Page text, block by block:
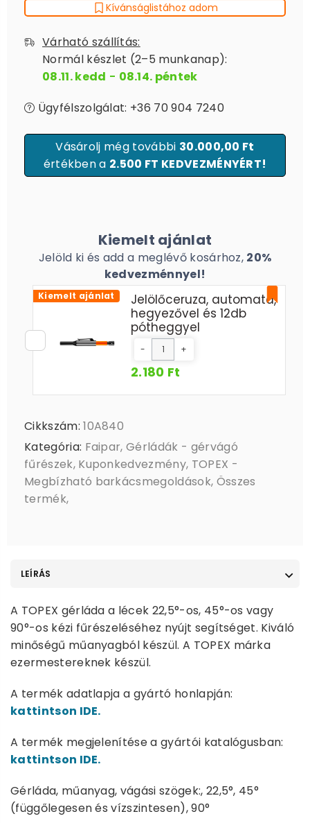
Kívánságlistához adom
Várható szállítás:
Normál készlet (2–5 munkanap):
08.11. kedd - 08.14. péntek
Ügyfélszolgálat: +36 70 904 7240
Vásárolj még további 30.000,00 Ft
értékben a 2.500 FT KEDVEZMÉNYÉRT!
Kiemelt ajánlat
Jelöld ki és add a meglévő kosárhoz, 20%
kedvezménnyel!
Kiemelt ajánlat
Jelölőceruza, automata,
hegyezővel és 12db
pótheggyel
- +
2.180 Ft
Cikkszám:10A840
Kategória: Faipar,Gérládák - gérvágó
fűrészek, Kuponkedvezmény, TOPEX -
Megbízható barkácsmegoldások, Összes
termék,
LEÍRÁS
A TOPEX gérláda a lécek 22,5°-os, 45°-os vagy
90°-os kézi fűrészeléséhez nyújt segítséget. Kiváló
minőségű műanyagból készül. A TOPEX márka
ezermestereknek készül.
A termék adatlapja a gyártó honlapján:
kattintson IDE.
A termék megjelenítése a gyártói katalógusban:
kattintson IDE.
Gérláda, műanyag, vágási szögek:, 22,5°, 45°
(függőlegesen és vízszintesen), 90°